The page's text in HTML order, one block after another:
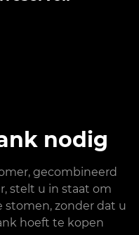
nodig
gecombineerd
stelt u in staat om
stomen, zonder dat u
hoeft te kopen